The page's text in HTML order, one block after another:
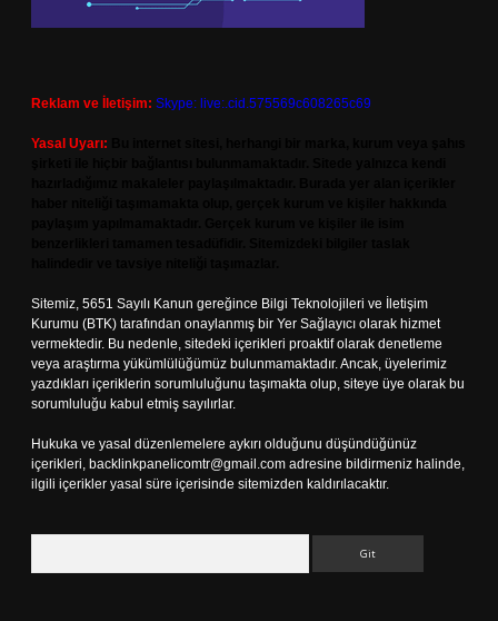
Reklam ve İletişim: Skype: live:.cid.575569c608265c69
Yasal Uyarı:
Sitemiz, 5651 Sayılı Kanun gereğince Bilgi Teknolojileri ve İletişim
Kurumu (BTK) tarafından onaylanmış bir Yer Sağlayıcı olarak hizmet
vermektedir. Bu nedenle, sitedeki içerikleri proaktif olarak denetleme
veya araştırma yükümlülüğümüz bulunmamaktadır. Ancak, üyelerimiz
yazdıkları içeriklerin sorumluluğunu taşımakta olup, siteye üye olarak bu
sorumluluğu kabul etmiş sayılırlar.
Hukuka ve yasal düzenlemelere aykırı olduğunu düşündüğünüz
içerikleri, backlinkpanelicomtr@gmail.com adresine bildirmeniz halinde,
ilgili içerikler yasal süre içerisinde sitemizden kaldırılacaktır.